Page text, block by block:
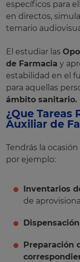
específicos para
en directos,
temario
El estudiar las
de Farmacia y
estabilidad en el
para aquellas
ámbito sanitario.
¿Que Tareas
Auxiliar de
Tendrás la
por ejemplo:
Inventarios
de
Preparación